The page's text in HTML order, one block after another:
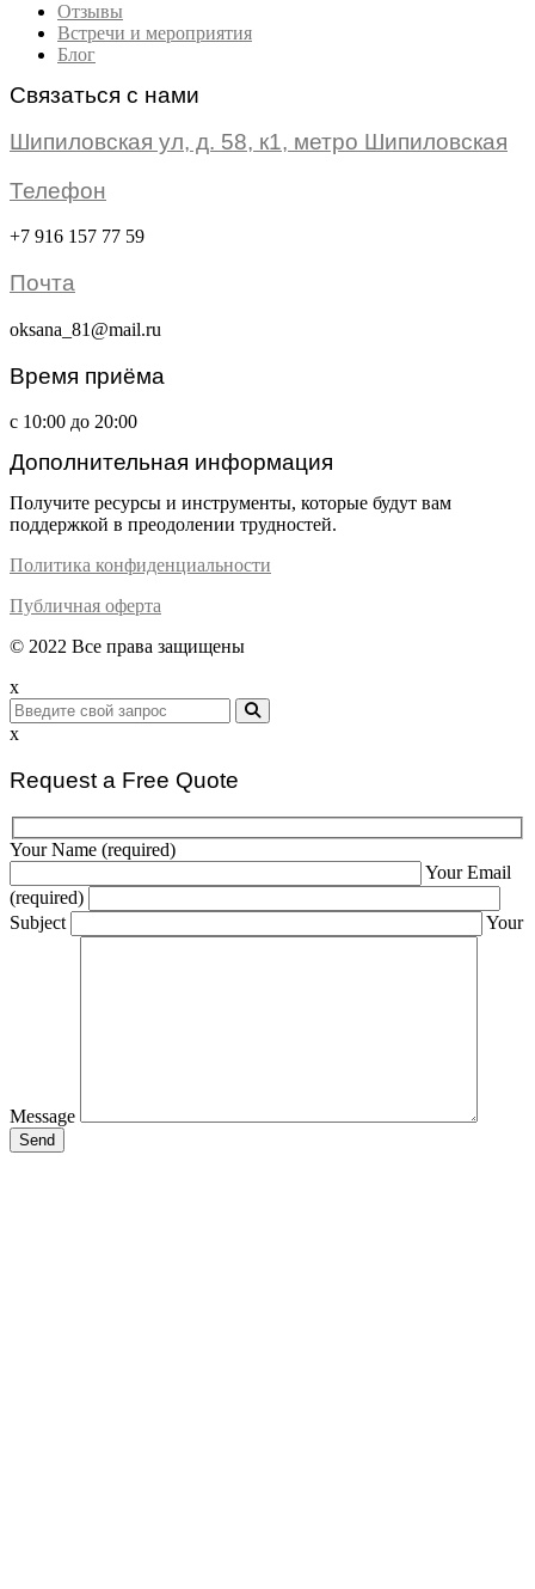
Отзывы
Встречи и мероприятия
Блог
Связаться с нами
Шипиловская ул, д. 58, к1, метро Шипиловская
Телефон
+7 916 157 77 59
Почта
oksana_81@mail.ru
Время приёма
с 10:00 до 20:00
Дополнительная информация
Получите ресурсы и инструменты, которые будут вам
поддержкой в преодолении трудностей.
Политика конфиденциальности
Публичная оферта
© 2022 Все права защищены
x
x
Request a Free Quote
Your Name (required)
Your Email
(required)
Subject
Your
Message